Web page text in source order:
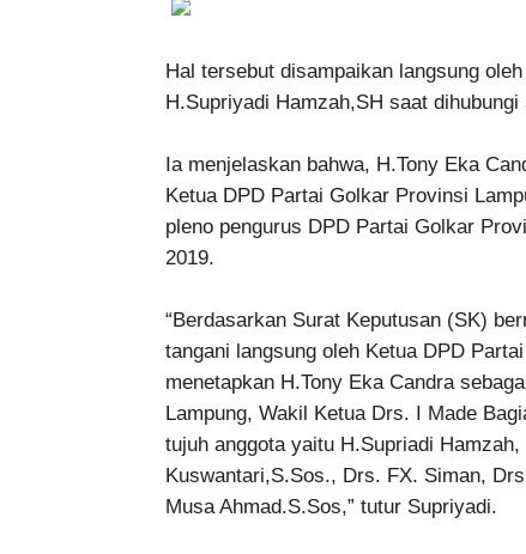
Hal tersebut disampaikan langsung
H.Supriyadi Hamzah,SH saat
Ia menjelaskan bahwa, H.Tony Eka
Ketua DPD Partai Golkar Provinsi
pleno pengurus DPD Partai Golkar
2019.
“Berdasarkan Surat Keputusan (SK)
tangani langsung oleh Ketua DPD
menetapkan H.Tony Eka Candra
Lampung, Wakil Ketua Drs. I Made
tujuh anggota yaitu H.Supriadi
Kuswantari,S.Sos., Drs. FX. Siman,
Musa Ahmad.S.Sos,” tutur Supriyadi.